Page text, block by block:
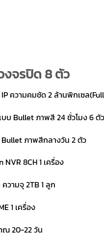
จรปิด 8 ตัว
ความคมชัด 2 ล้านพิกเซล
บ Bullet ภาพสี 24 ชั่วโมง 6 ตัว
ภาพสีกลางวัน 2 ตัว
8CH 1 เครื่อง
วามจุ 2TB 1 ลูก
1 เครื่อง
ณ 20-22 วัน